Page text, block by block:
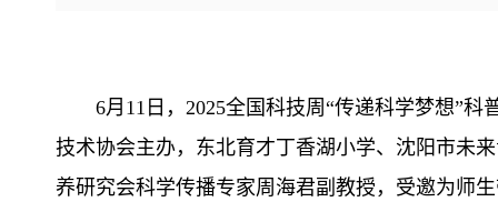
6月11日，2025全国科技周“传递科学梦想”
技术协会主办，东北育才丁香湖小学、沈阳市未
养研究会科学传播专家周海君副教授，受邀为师